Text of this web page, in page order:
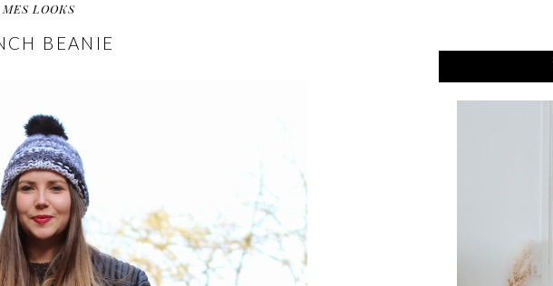
MES LOOKS
BEANIE